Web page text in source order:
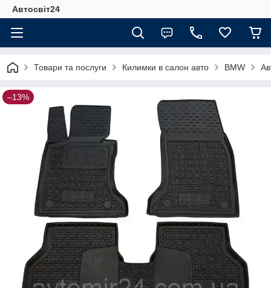
Автосвіт24
Товари та послуги Килимки в салон авто BMW
–13%